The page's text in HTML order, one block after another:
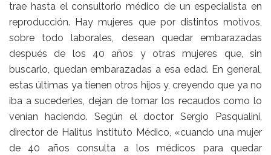
trae hasta el consultorio médico de un especialista en
reproducción. Hay mujeres que por distintos motivos,
sobre todo laborales, desean quedar embarazadas
después de los 40 años y otras mujeres que, sin
buscarlo, quedan embarazadas a esa edad. En general,
estas últimas ya tienen otros hijos y, creyendo que ya no
iba a sucederles, dejan de tomar los recaudos como lo
venían haciendo. Según el doctor Sergio Pasqualini,
director de Halitus Instituto Médico, «cuando una mujer
de 40 años consulta a los médicos para quedar